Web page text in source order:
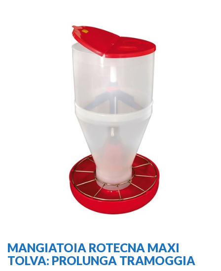
MANGIATOIA ROTECNA MAXI
TOLVA: PROLUNGA TRAMOGGIA